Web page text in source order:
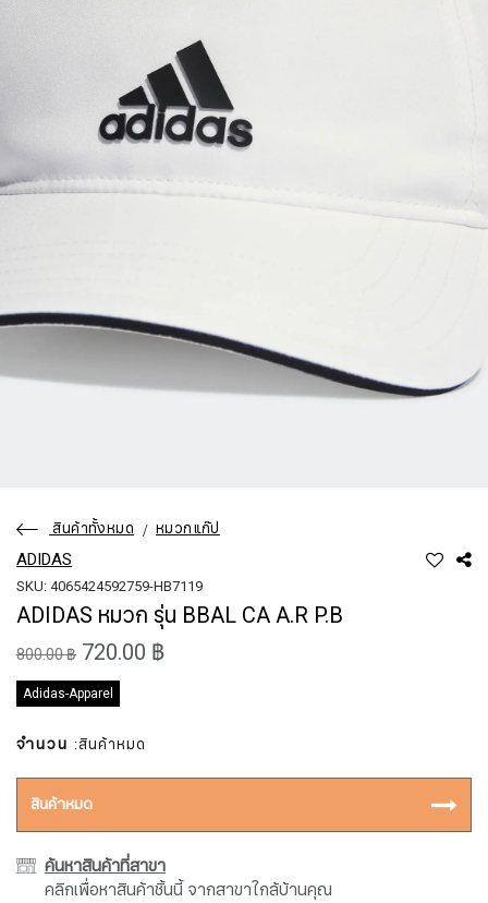
สินค้าทั้งหมด หมวกแก๊ป
ADIDAS
SKU: 4065424592759-HB7119
ADIDAS หมวก รุ่น BBAL CA A.R P.B
800.00 ฿ 720.00 ฿
Adidas-Apparel
จำนวน :สินค้าหมด
สินค้าหมด
ค้นหาสินค้าที่สาขา
คลิกเพื่อหาสินค้าชิ้นนี้ จากสาขาใกล้บ้านคุณ